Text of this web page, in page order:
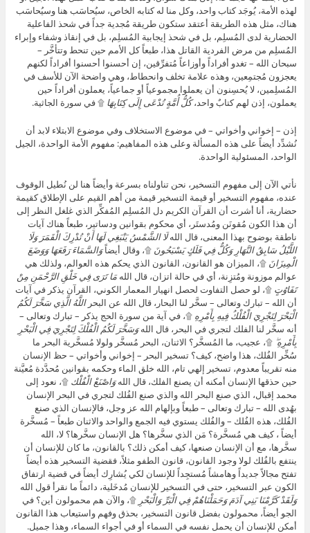
لهذه الأمة، يُوجَد كتاب واحد، وكل منا له كتابه الخاص، سيُحاسَب هنا وسيُحاسَب
هناك، مثل هذه الطريقة أعتقد ستكون طريقة مُجدية جداً في شحذ الفاعلية
الحضارية لدى المُسلِم، بل في شحذ إيجابية المُسلِم، بل في إنقاذ وشفاء وإبراء
المُسلِم من مرض الفردية القاتل هذا، طبعاً كل الأمم حين تنحط وتتأخَّر –
سبحان الله – تغدو أفراداً وأوزاعاً مُتفرِّقين، إن أحسنوا أحسنوا أفراداً لكنهم
يعجزون مُجتمِعين، وهذه علامة تخلف وانحطاط، وهي واضحة الآن للأسف في
المُسلِمين، لا يُحسِنون أن يعملوا مجموعياً أو جماعياً، يعملون أفراداً حين
يعملون، إذن لهم كتابٌ واحد،كُلُّ أُمَّةٍ تُدْعَى إِلَى كِتَابِهَا ۩ في سورة الجاثية.
إذن – إخواني وأخواتي – في موضوع الاستخلاف وفي موضوع الابتلاء لابد أن
نُشدِّد أيضاً على هذه المسألة وعلى هذه المفاهيم: مفهوم الأمة الواحدة، الجيل
الواحد، المسئولية الواحدة.
نأتي الآن إلى مفهوم التسخير، نحن تناولناه بسرعة وأيضاً هنا لن نُطيل الوقوف
عنده، مفهوم التسخير أو قيمة التسخير قيمة من أهم القيم على الإطلاق كقيمة
حضارية، أنا أشرت أن القرآن الكريم دل المُسلِم المُفكِّر الذي غلغل النظر إلى
أن هذا الكون مُقونَن ومُدستَر، أي محكوم بقوانين ودساتير، طبعاً هناك آيات
ناطقة بوضوح بهذا المعنى، قال اللهلَا الشَّمْسُ يَنْبَغِي لَهَا أَنْ تُدْرِكَ الْقَمَرَ وَلَا
اللَّيْلُ سَابِقُ النَّهَارِ وَكُلٌّ فِي فَلَكٍ يَسْبَحُونَ ۩، وقال أيضاًوَالسَّمَاءَ رَفَعَهَا وَوَضَعَ
الْمِيزَانَ ۩، الميزان هو القانون، القانون الذي يحكم هذه العوالم، ولذلك هي
عوالم موزونة ومُتزِنة، أي في حالة اتزان، قال اللهمَا تَرَى فِي خَلْقِ الرَّحْمَنِ مِنْ
تَفَاوُتٍ ۩، لو حصل التفاوت لحصل انهيار المعمار الكوني، القرآن يذكر في آيات
أن الله – تبارك وتعالى – سخَّر لنا البحار، قال الله عن البحراللَّهُ الَّذِي سَخَّرَ لَكُمُ
الْبَحْرَ لِتَجْرِيَ الْفُلْكُ فِيهِ بِأَمْرِهِ ۩، في آية من سورة الحج يذكر – تبارك وتعالى –
أنه سخَّر لنا الفلك لتجري في البحر، قال اللهوَسَخَّرَ لَكُمُ الْفُلْكَ لِتَجْرِيَ فِي الْبَحْرِ
بِأَمْرِهِ ۖ ۩، عجيب، ما المُسخَّر؟ الاثنان، البحر مُسخَّر ولولا مُسخَّرية البحر ما
سُخِّر الفُلك، هذا واضح، كيف؟ تسخير البحر – إخواني وأخواتي – حظ الإنسان
منه تقريباً معدوم، تسخير إلهي تام، الله خلق الماء وحكمه بقوانين مُحدَّدة مُعيَّنة
حين حذقها الإنسان أمكنه أن يصنع الفلك، قال اللهوَاصْنَعْ الْفُلْك ۩، نعود إلى
محمد إقبال، الذي صنع البحر الله والذي صنع الفُلك لتجري في البحر الإنسان
بهُدى الله – تبارك وتعالى – طبعاً وبإلهام الله عز وجل، فالإنسان الذي صنع
الفُلك، هذه الفُلك – والفُلك يستوي فيه الجمع والواحد والاثنان طبعاً – مُسخَّرة
أيضاً ، كيف هي مُسخَّرة؟ مَن الذي سخَّرها؟ هل الإنسان سخَّرها؟ لا، الله
سخَّرها، مع أن الإنسان صنعها، كيف أمكن ذلك؟ بالقانون، ما كان للإنسان أن
ينتفع بالفُلك لولا وجود القانون، قانون الطفو مثلاً، فقضية التسخير هذه أيضاً
تفتح مجالاً جديداً وهامشاً مُستجِداً للإنسان لكي يُشارِك أيضاً في قضية ارتفاق
الكون عبر التسخير، حتى في التسخير للإنسان مُدخَلية، دائماً ما نقرأ قول الله
وَلَقَدْ كَرَّمْنَا بَنِي آدَمَ وَحَمَلْنَاهُمْ فِي الْبَرِّ وَالْبَحْرِ ۩، والآن هم محمولون أين؟ في
الجو أيضاً، محمولون بفضل قانون التسخير، بحذق وفهم واستيعاب هذا القانون
أمكن للإنسان أن يحمل نفسه في السماء أو في أجواء السماء، وهذا جميل.